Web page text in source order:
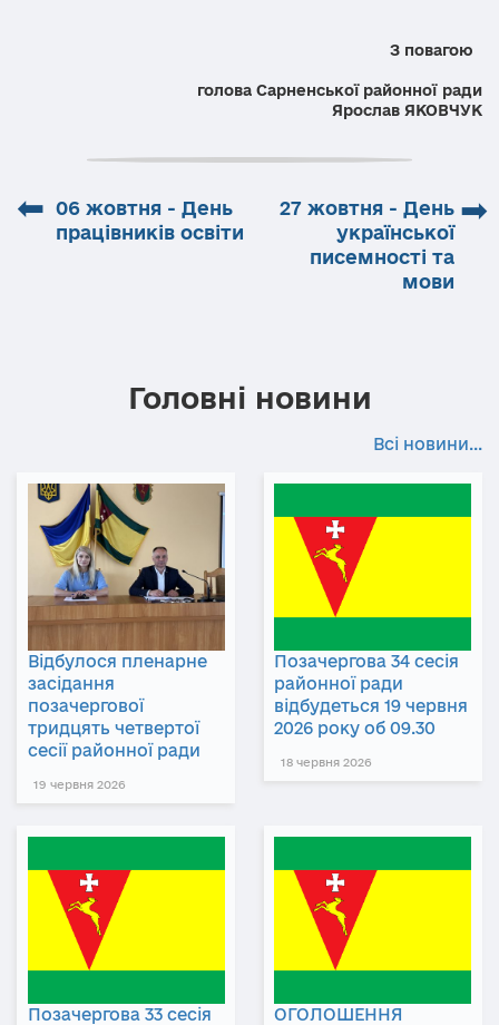
З повагою
голова Сарненської районної ради
Ярослав ЯКОВЧУК
⬅ 06 жовтня - День
працівників освіти
➡
27 жовтня - День
української
писемності та
мови
Головні новини
Всі новини...
Відбулося пленарне
засідання
позачергової
тридцять четвертої
сесії районної ради
19 червня 2026
Позачергова 34 сесія
районної ради
відбудеться 19 червня
2026 року об 09.30
18 червня 2026
Позачергова 33 сесія
ОГОЛОШЕННЯ